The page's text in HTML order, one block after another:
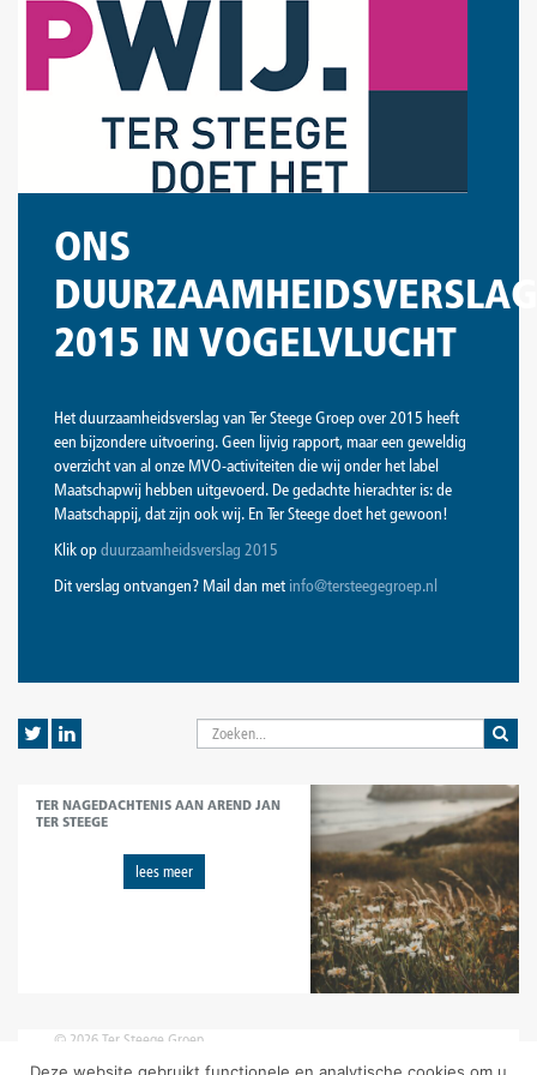
ONS
DUURZAAMHEIDSVERSLAG
2015 IN VOGELVLUCHT
Het duurzaamheidsverslag van Ter Steege Groep over 2015 heeft
een bijzondere uitvoering. Geen lijvig rapport, maar een geweldig
overzicht van al onze MVO-activiteiten die wij onder het label
Maatschapwij hebben uitgevoerd. De gedachte hierachter is: de
Maatschappij, dat zijn ook wij. En Ter Steege doet het gewoon!
Klik opduurzaamheidsverslag 2015
Dit verslag ontvangen? Mail dan met info@tersteegegroep.nl
TER NAGEDACHTENIS AAN AREND JAN
TER STEEGE
lees meer
© 2026 Ter Steege Groep
disclaimer | voorwaarden | privacy statement